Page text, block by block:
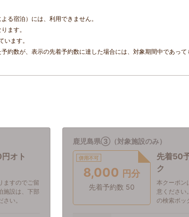
る宿泊）には、利用できません。
ます。
ます。
約数が、表示の先着予約数に達した場合には、対象期間中であっ
オト
ますのでご留
施設は、下部
い。
鹿児島県③（対象施設のみ）
併用不可
8,000 円分
先着予約数 50
先着50
ク
本クーポン
意ください
の検索ボッ